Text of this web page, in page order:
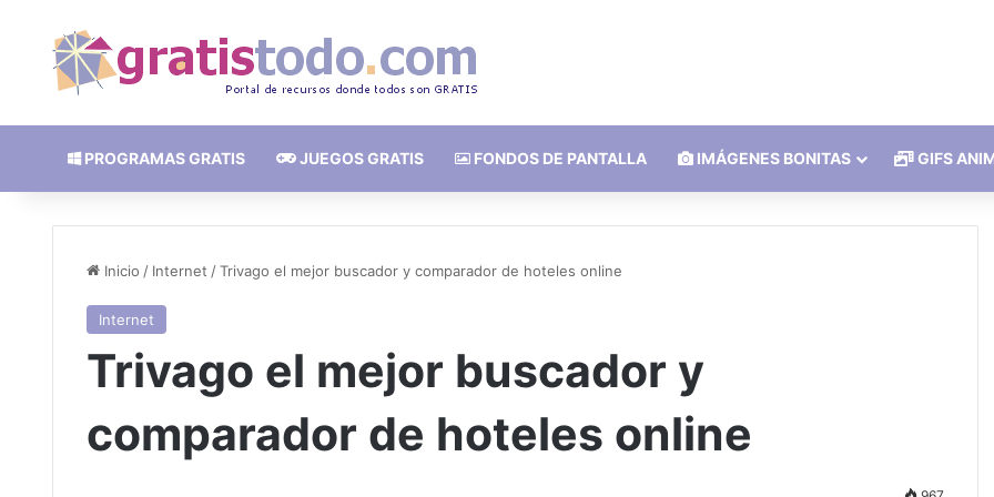
PROGRAMAS GRATIS JUEGOS GRATIS FONDOS DE PANTALLA IMÁGENES BONITAS GIFS
Inicio / Internet /Trivago el mejor buscador y comparador de hoteles online
Internet
Trivago el mejor buscador y
comparador de hoteles online